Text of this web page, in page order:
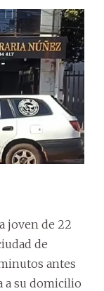
joven de 22
de
antes
a su domicilio